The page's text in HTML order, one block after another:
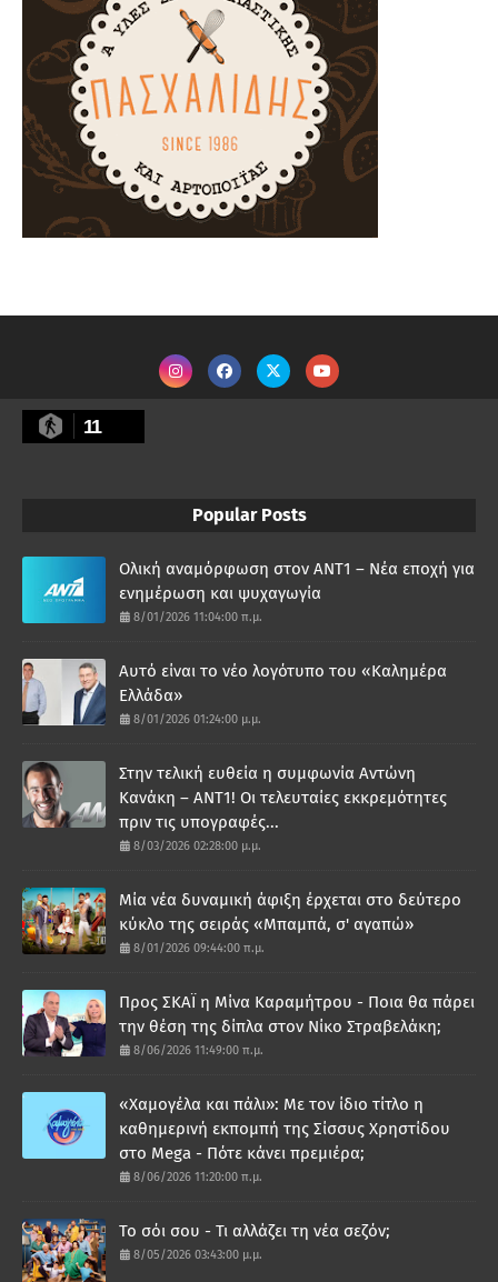
11
Popular Posts
Ολική αναμόρφωση στον ΑΝΤ1 – Νέα εποχή για
ενημέρωση και ψυχαγωγία
8/01/2026 11:04:00 π.μ.
Αυτό είναι το νέο λογότυπο του «Καλημέρα
Ελλάδα»
8/01/2026 01:24:00 μ.μ.
Στην τελική ευθεία η συμφωνία Αντώνη
Κανάκη – ΑΝΤ1! Οι τελευταίες εκκρεμότητες
πριν τις υπογραφές...
8/03/2026 02:28:00 μ.μ.
Μία νέα δυναμική άφιξη έρχεται στο δεύτερο
κύκλο της σειράς «Μπαμπά, σ' αγαπώ»
8/01/2026 09:44:00 π.μ.
Προς ΣΚΑΪ η Μίνα Καραμήτρου - Ποια θα πάρει
την θέση της δίπλα στον Νίκο Στραβελάκη;
8/06/2026 11:49:00 π.μ.
«Χαμογέλα και πάλι»: Με τον ίδιο τίτλο η
καθημερινή εκπομπή της Σίσσυς Χρηστίδου
στο Mega - Πότε κάνει πρεμιέρα;
8/06/2026 11:20:00 π.μ.
Το σόι σου - Τι αλλάζει τη νέα σεζόν;
8/05/2026 03:43:00 μ.μ.